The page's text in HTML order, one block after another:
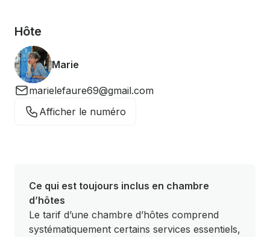
Hôte
Marie
marielefaure69@gmail.com
Afficher le numéro
Ce qui est toujours inclus en chambre
d’hôtes
Le tarif d’une chambre d’hôtes comprend
systématiquement certains services essentiels,